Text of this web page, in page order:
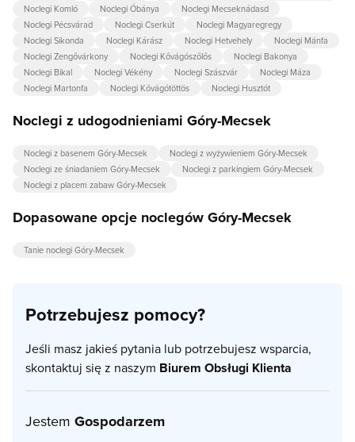
Noclegi Komló
Noclegi Óbánya
Noclegi Mecseknádasd
Noclegi Pécsvárad
Noclegi Cserkút
Noclegi Magyaregregy
Noclegi Sikonda
Noclegi Kárász Noclegi Hetvehely
Noclegi Mánfa
Noclegi Zengővárkony
Noclegi Kővágószőlős
Noclegi Bakonya
Noclegi Bikal
Noclegi Vékény Noclegi Szászvár
Noclegi Máza
Noclegi Martonfa
Noclegi Kővágótöttös Noclegi Husztót
Noclegi z udogodnieniami Góry-Mecsek
Noclegi z basenem Góry-Mecsek
Noclegi z wyżywieniem Góry-Mecsek
Noclegi ze śniadaniem Góry-Mecsek
Noclegi z parkingiem Góry-Mecsek
Noclegi z placem zabaw Góry-Mecsek
Dopasowane opcje noclegów Góry-Mecsek
Tanie noclegi Góry-Mecsek
Potrzebujesz pomocy?
Jeśli masz jakieś pytania lub potrzebujesz wsparcia,
skontaktuj się z naszym Biurem Obsługi Klienta
Jestem Gospodarzem